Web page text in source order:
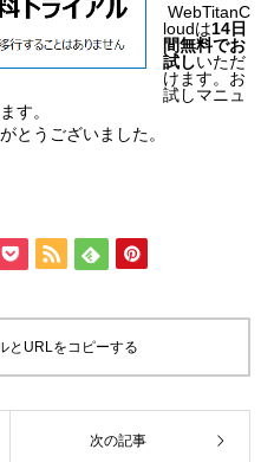
WebTitanC
loudは14日
間無料でお
試しいただ
けます。お
試しマニュ
す。
とうございました。
とURLをコピーする
次の記事